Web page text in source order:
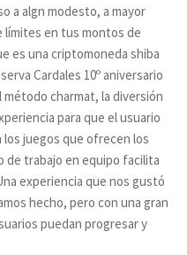
a algn modesto, a mayor
límites en tus montos de
es una criptomoneda shiba
Cardales 10º aniversario
charmat, la diversión
para que el usuario
juegos que ofrecen los
de trabajo en equipo facilita
experiencia que nos gustó
hecho, pero con una gran
puedan progresar y